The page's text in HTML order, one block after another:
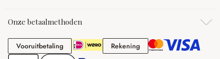
Onze betaalmethoden
VooruitbetalingVooruitbetaling RekeningRekening